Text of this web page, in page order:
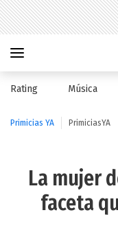
Rating Música
Primicias YA PrimiciasYA
La mujer
faceta